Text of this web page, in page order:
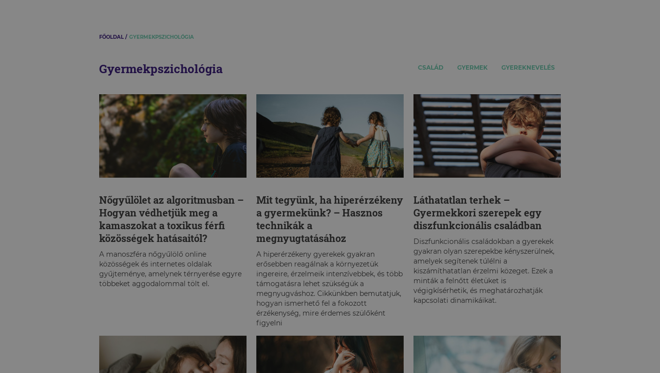
FŐOLDAL GYERMEKPSZICHOLÓGIA
Gyermekpszichológia CSALÁD GYERMEK GYEREKNEVELÉS
Nőgyűlölet az algoritmusban –
Hogyan védhetjük meg a
kamaszokat a toxikus férfi
közösségek hatásaitól?
A manoszféra nőgyűlölő online
közösségek és internetes oldalak
gyűjteménye, amelynek térnyerése egyre
többeket aggodalommal tölt el.
Mit tegyünk, ha hiperérzékeny
a gyermekünk? – Hasznos
technikák a
megnyugtatásához
A hiperérzékeny gyerekek gyakran
erősebben reagálnak a környezetük
ingereire, érzelmeik intenzívebbek, és több
támogatásra lehet szükségük a
megnyugváshoz. Cikkünkben bemutatjuk,
hogyan ismerhető fel a fokozott
érzékenység, mire érdemes szülőként
figyelni
Láthatatlan terhek –
Gyermekkori szerepek egy
diszfunkcionális családban
Diszfunkcionális családokban a gyerekek
gyakran olyan szerepekbe kényszerülnek,
amelyek segítenek túlélni a
kiszámíthatatlan érzelmi közeget. Ezek a
minták a felnőtt életüket is
végigkísérhetik, és meghatározhatják
kapcsolati dinamikáikat.